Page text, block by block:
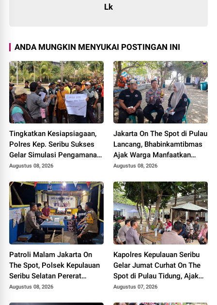
Lk
ANDA MUNGKIN MENYUKAI POSTINGAN INI
Tingkatkan Kesiapsiagaan,
Polres Kep. Seribu Sukses
Gelar Simulasi Pengamanan
Markas Komando
Augustus 08, 2026
Jakarta On The Spot di Pulau
Lancang, Bhabinkamtibmas
Ajak Warga Manfaatkan
Layanan Polri 110
Augustus 08, 2026
Patroli Malam Jakarta On
The Spot, Polsek Kepulauan
Seribu Selatan Pererat
Kemitraan dengan Warga
Augustus 08, 2026
Kapolres Kepulauan Seribu
Gelar Jumat Curhat On The
Spot di Pulau Tidung, Ajak
Warga Perkuat Kamtibmas
Augustus 07, 2026